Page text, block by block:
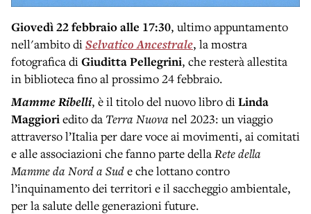
Giovedì 22 febbraio alle 17:30, ultimo appuntamento
nell'ambito diSelvatico Ancestrale, la mostra
fotografica diGiuditta Pellegrini, che resterà allestita
in biblioteca fino al prossimo 24 febbraio.
Mamme Ribelli, è il titolo del nuovo libro diLinda
Maggioriedito da Terra Nuova nel 2023: un viaggio
attraverso l’Italia per dare voce ai movimenti, ai comitati
e alle associazioni che fanno parte dellaRete della
Mamme da Nord a Sude che lottano contro
l’inquinamento dei territori e il saccheggio ambientale,
per la salute delle generazioni future.